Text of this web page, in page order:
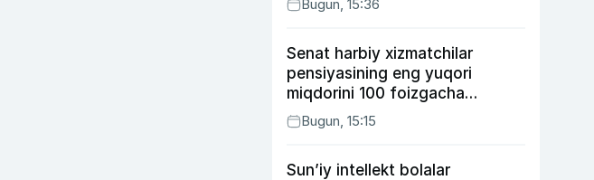
Bugun, 15:36
Senat harbiy xizmatchilar
pensiyasining eng yuqori
miqdorini 100 foizgacha
oshirishni nazarda tutuvchi
qonunni ma’qulladi
Bugun, 15:15
Sun’iy intellekt bolalar